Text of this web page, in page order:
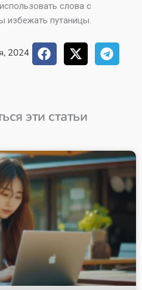
слова с
избежать путаницы.
2024
эти статьи